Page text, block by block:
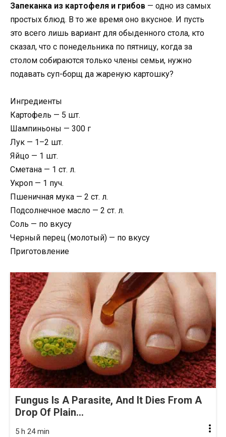
Запеканка из картофеля и грибов — одно из самых
простых блюд. В то же время оно вкусное. И пусть
это всего лишь вариант для обыденного стола, кто
сказал, что с понедельника по пятницу, когда за
столом собираются только члены семьи, нужно
подавать суп-борщ да жареную картошку?
Ингредиенты
Картофель — 5 шт.
Шампиньоны — 300 г
Лук — 1–2 шт.
Яйцо — 1 шт.
Сметана — 1 ст. л.
Укроп — 1 пуч.
Пшеничная мука — 2 ст. л.
Подсолнечное масло — 2 ст. л.
Соль — по вкусу
Черный перец (молотый) — по вкусу
Приготовление
Fungus Is A Parasite, And It Dies From A
Drop Of Plain...
5 h 24 min